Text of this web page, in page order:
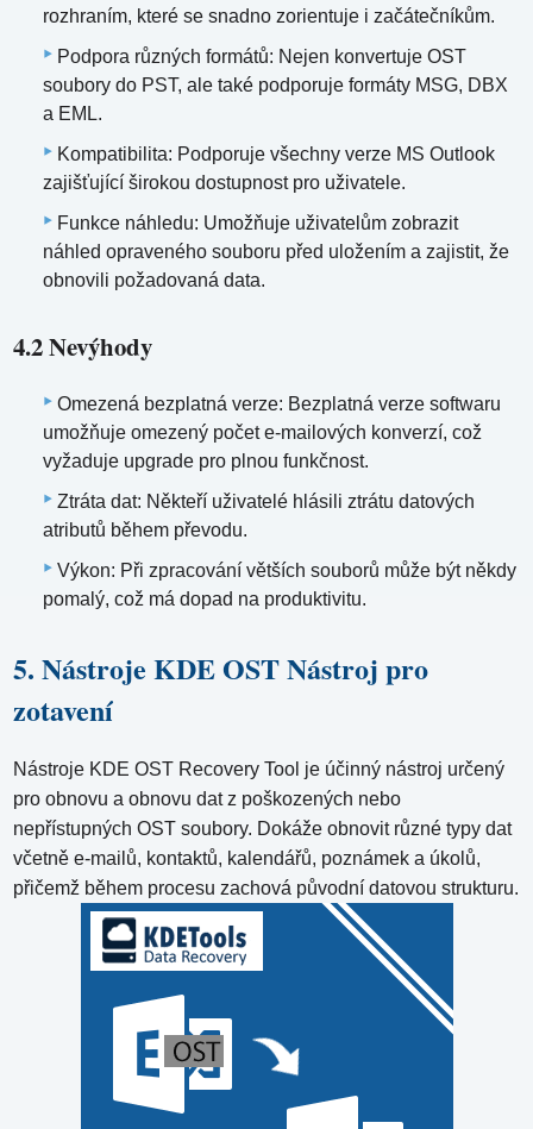
rozhraním, které se snadno zorientuje i začátečníkům.
Podpora různých formátů: Nejen konvertuje OST
soubory do PST, ale také podporuje formáty MSG, DBX
a EML.
Kompatibilita: Podporuje všechny verze MS Outlook
zajišťující širokou dostupnost pro uživatele.
Funkce náhledu: Umožňuje uživatelům zobrazit
náhled opraveného souboru před uložením a zajistit, že
obnovili požadovaná data.
4.2 Nevýhody
Omezená bezplatná verze: Bezplatná verze softwaru
umožňuje omezený počet e-mailových konverzí, což
vyžaduje upgrade pro plnou funkčnost.
Ztráta dat: Někteří uživatelé hlásili ztrátu datových
atributů během převodu.
Výkon: Při zpracování větších souborů může být někdy
pomalý, což má dopad na produktivitu.
5. Nástroje KDE OST Nástroj pro
zotavení
Nástroje KDE OST Recovery Tool je účinný nástroj určený
pro obnovu a obnovu dat z poškozených nebo
nepřístupných OST soubory. Dokáže obnovit různé typy dat
včetně e-mailů, kontaktů, kalendářů, poznámek a úkolů,
přičemž během procesu zachová původní datovou strukturu.